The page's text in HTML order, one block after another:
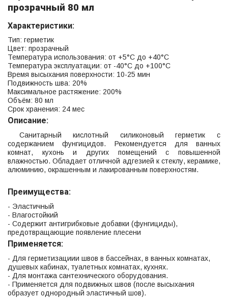
прозрачный 80 мл
Характеристики:
Тип: герметик
Цвет: прозрачный
Температура использования: от +5°C до +40°C
Температура эксплуатации: от -40°C до +100°C
Время высыхания поверхности: 10-25 мин
Подвижность шва: 20%
Максимальное растяжение: 200%
Объём: 80 мл
Срок хранения: 24 мес
Описание:
Санитарный кислотный силиконовый герметик с
содержанием фунгицидов. Рекомендуется для ванных
комнат, кухонь и других помещений с повышенной
влажностью. Обладает отличной адгезией к стеклу, керамике,
алюминию, окрашенным и лакированным поверхностям.
Преимущества:
- Эластичный
- Влагостойкий
- Содержит антигрибковые добавки (фунгициды),
предотвращающие появление плесени
Применяется:
- Для герметизациии швов в бассейнах, в ванных комнатах,
душевых кабинах, туалетных комнатах, кухнях.
- Для монтажа сантехнического оборудования.
- Применяется для подвижных швов (после высыхания
образует однородный эластичный шов).